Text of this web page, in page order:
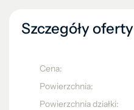
Szczegóły oferty
Cena:
Powierzchnia:
Powierzchnia działki: